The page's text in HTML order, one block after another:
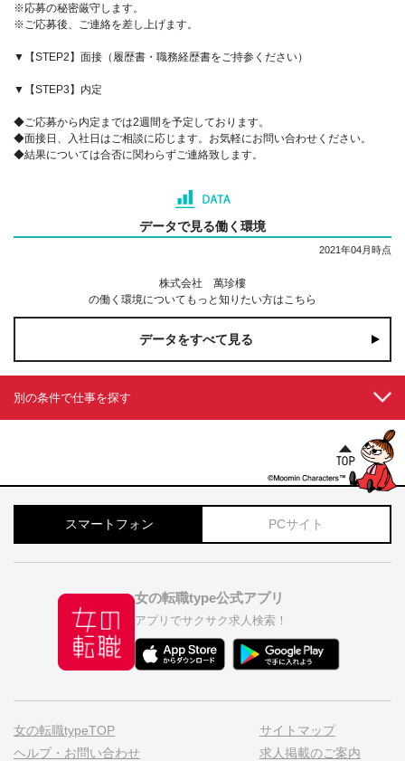
※応募の秘密厳守します。
※ご応募後、ご連絡を差し上げます。
▼【STEP2】面接（履歴書・職務経歴書をご持参ください）
▼【STEP3】内定
◆ご応募から内定までは2週間を予定しております。
◆面接日、入社日はご相談に応じます。お気軽にお問い合わせください。
◆結果については合否に関わらずご連絡致します。
データで見る働く環境
2021年04月時点
株式会社 萬珍樓
の働く環境についてもっと知りたい方はこちら
データをすべて見る
別の条件で仕事を探す
スマートフォン PCサイト
女の転職type公式アプリ
アプリでサクサク求人検索！
女の転職typeTOP
ヘルプ・お問い合わせ
サイトマップ
求人掲載のご案内